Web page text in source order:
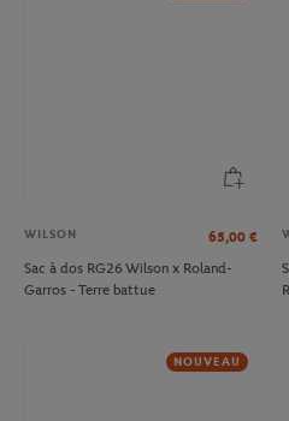
WILSON 65,00 €
Sac à dos RG26 Wilson x Roland-
Garros - Terre battue
NOUVEAU